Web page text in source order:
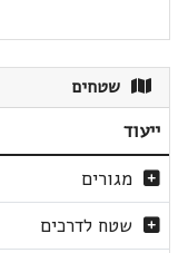
שטחים
ייעוד
מגורים
שטח לדרכים